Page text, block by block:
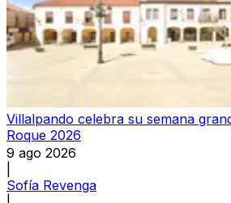
Villalpando celebra su semana
Roque 2026
9 ago 2026
Sofía Revenga